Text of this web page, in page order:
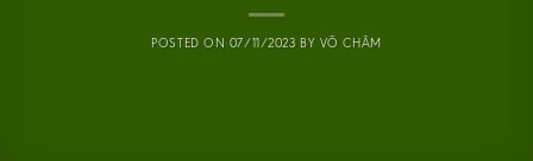
POSTED ON 07/11/2023 BY VÕ CHÂM